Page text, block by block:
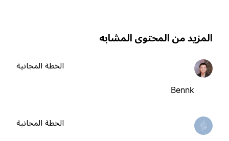
من المحتوى المشابه
Bennk
الخطة المجانية
الخطة المجانية